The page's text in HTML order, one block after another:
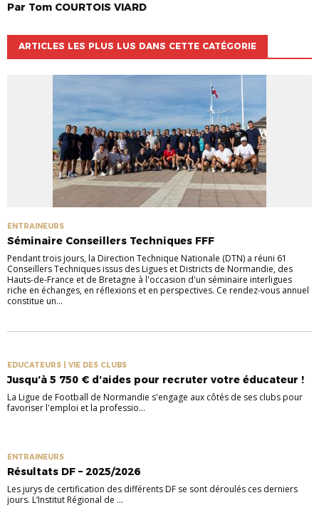
Par Tom COURTOIS VIARD
ARTICLES LES PLUS LUS DANS CETTE CATÉGORIE
ENTRAINEURS
Séminaire Conseillers Techniques FFF
Pendant trois jours, la Direction Technique Nationale (DTN) a réuni 61
Conseillers Techniques issus des Ligues et Districts de Normandie, des
Hauts-de-France et de Bretagne à l'occasion d'un séminaire interligues
riche en échanges, en réflexions et en perspectives. Ce rendez-vous annuel
constitue un...
EDUCATEURS | VIE DES CLUBS
Jusqu’à 5 750 € d’aides pour recruter votre éducateur !
La Ligue de Football de Normandie s'engage aux côtés de ses clubs pour
favoriser l'emploi et la professio...
ENTRAINEURS
Résultats DF – 2025/2026
Les jurys de certification des différents DF se sont déroulés ces derniers
jours. L’Institut Régional de ...